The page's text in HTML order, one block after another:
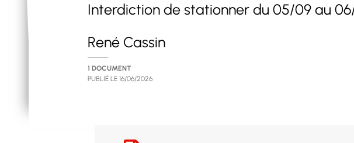
Interdiction de stationner du 05/09 au
René Cassin
1 DOCUMENT
PUBLIÉ LE 16/06/2026